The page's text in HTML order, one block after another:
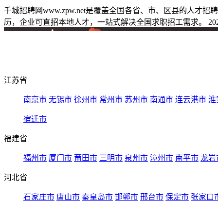
千城招聘网www.zpw.net是覆盖全国各省、市、区县的人才
历，企业可直招本地人才，一站式解决全国求职招工需求。
江苏省
南京市 无锡市 徐州市 常州市 苏州市 南通市 连云港市 淮
宿迁市
福建省
福州市 厦门市 莆田市 三明市 泉州市 漳州市 南平市 龙岩
河北省
石家庄市 唐山市 秦皇岛市 邯郸市 邢台市 保定市 张家口